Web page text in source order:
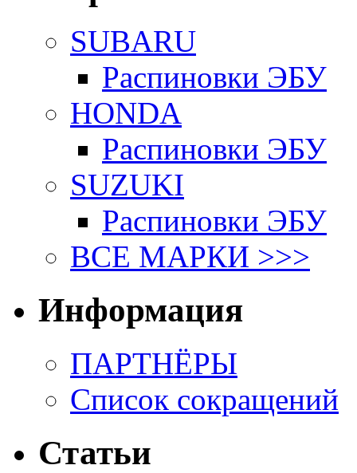
SUBARU
Распиновки ЭБУ
HONDA
Распиновки ЭБУ
SUZUKI
Распиновки ЭБУ
ВСЕ МАРКИ >>>
Информация
ПАРТНЁРЫ
Список сокращений
Статьи